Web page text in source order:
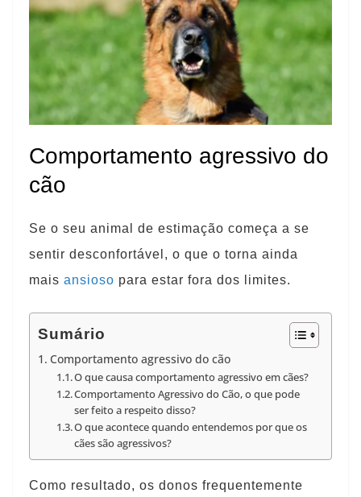
Comportamento agressivo do
cão
Se o seu animal de estimação começa a se
sentir desconfortável, o que o torna ainda
mais ansioso para estar fora dos limites.
Sumário
Comportamento agressivo do cão
O que causa comportamento agressivo em cães?
Comportamento Agressivo do Cão, o que pode
ser feito a respeito disso?
O que acontece quando entendemos por que os
cães são agressivos?
Como resultado, os donos frequentemente